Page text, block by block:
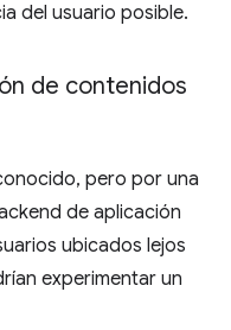
del usuario posible.
de contenidos
pero por una
de aplicación
ubicados lejos
experimentar un